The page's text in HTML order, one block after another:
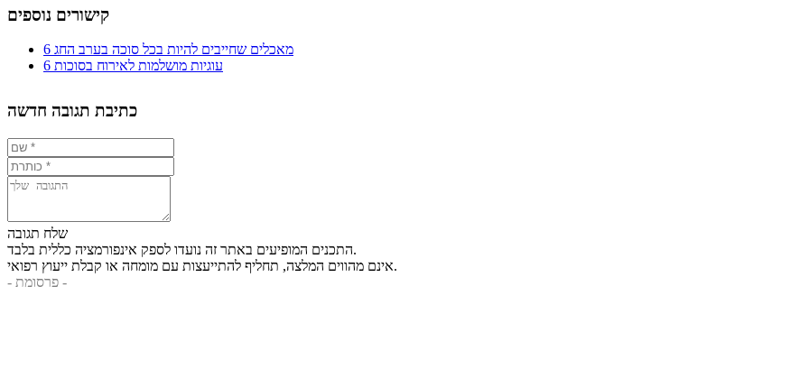
קישורים נוספים
6 מאכלים שחייבים להיות בכל סוכה בערב החג
6 עוגיות מושלמות לאירוח בסוכות
כתיבת תגובה חדשה
שלח תגובה
התכנים המופיעים באתר זה נועדו לספק אינפורמציה כללית בלבד.
אינם מהווים המלצה, תחליף להתייעצות עם מומחה או קבלת ייעוץ רפואי.
- פרסומת -